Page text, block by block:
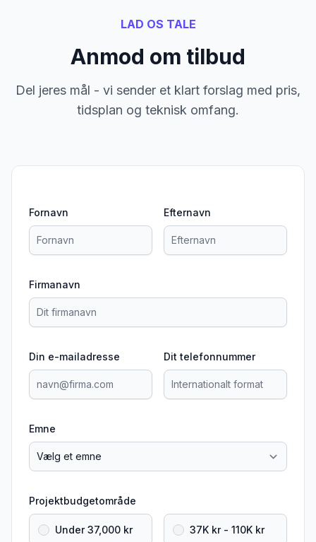
LAD OS TALE
Anmod om tilbud
Del jeres mål - vi sender et klart forslag med pris,
tidsplan og teknisk omfang.
Fornavn Efternavn
Firmanavn
Din e-mailadresse Dit telefonnummer
Emne
Projektbudgetområde
Under 37,000 kr 37K kr - 110K kr